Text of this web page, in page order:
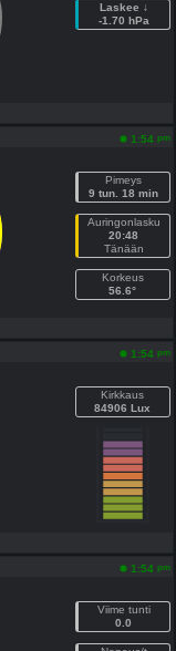
Laskee ↓
-1.70 hPa
1:54 pm
Pimeys
9 tun. 18 min
Auringonlasku
20:48
Tänään
Korkeus
56.6°
1:54 pm
Kirkkaus
84906 Lux
1:54 pm
Viime tunti
0.0